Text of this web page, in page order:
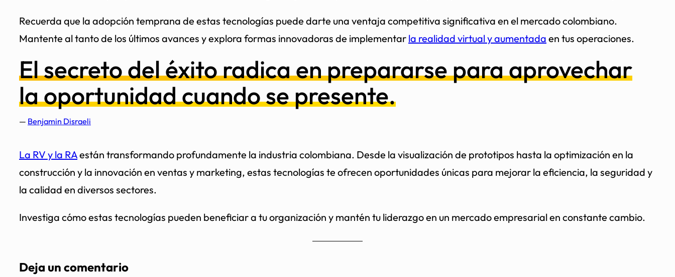
Recuerda que la adopción temprana de estas tecnologías puede darte una ventaja competitiva significativa en el mercado colombiano.
Mantente al tanto de los últimos avances y explora formas innovadoras de implementar la realidad virtual y aumentada en tus operaciones.
El secreto del éxito radica en prepararse para aprovechar
la oportunidad cuando se presente.
— Benjamin Disraeli
La RV y la RAestán transformando profundamente la industria colombiana. Desde la visualización de prototipos hasta la optimización en la
construcción y la innovación en ventas y marketing, estas tecnologías te ofrecen oportunidades únicas para mejorar la eficiencia, la seguridad y
la calidad en diversos sectores.
Investiga cómo estas tecnologías pueden beneficiar a tu organización y mantén tu liderazgo en un mercado empresarial en constante cambio.
Deja un comentario